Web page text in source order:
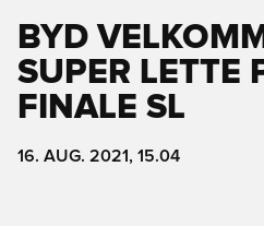
BYD
SUPER LETTE
FINALE SL
16. AUG. 2021, 15.04